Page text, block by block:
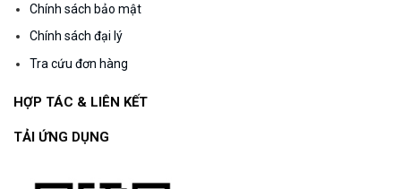
Chính sách bảo mật
Chính sách đại lý
Tra cứu đơn hàng
HỢP TÁC & LIÊN KẾT
TẢI ỨNG DỤNG